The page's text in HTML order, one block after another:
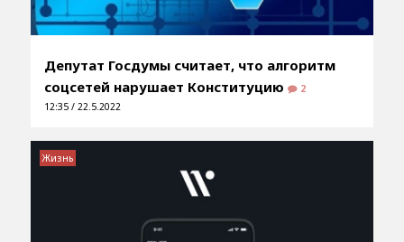
Депутат Госдумы считает, что алгоритм
соцсетей нарушает Конституцию
2
12:35 / 22.5.2022
Жизнь